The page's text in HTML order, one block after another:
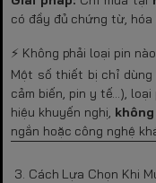
có đầy đủ chứng từ, hóa
⚡ Không phải loại pin
Một số thiết bị chỉ dùng
cảm biến, pin y tế...),
hiệu khuyến nghị,
ngắn hoặc công nghệ
3. Cách Lựa Chọn Khi